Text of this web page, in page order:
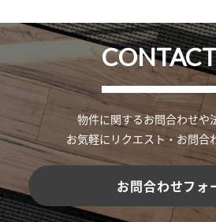
物件に関するお問合わせや
お気軽にリクエスト・お問合
お問合わせフォ